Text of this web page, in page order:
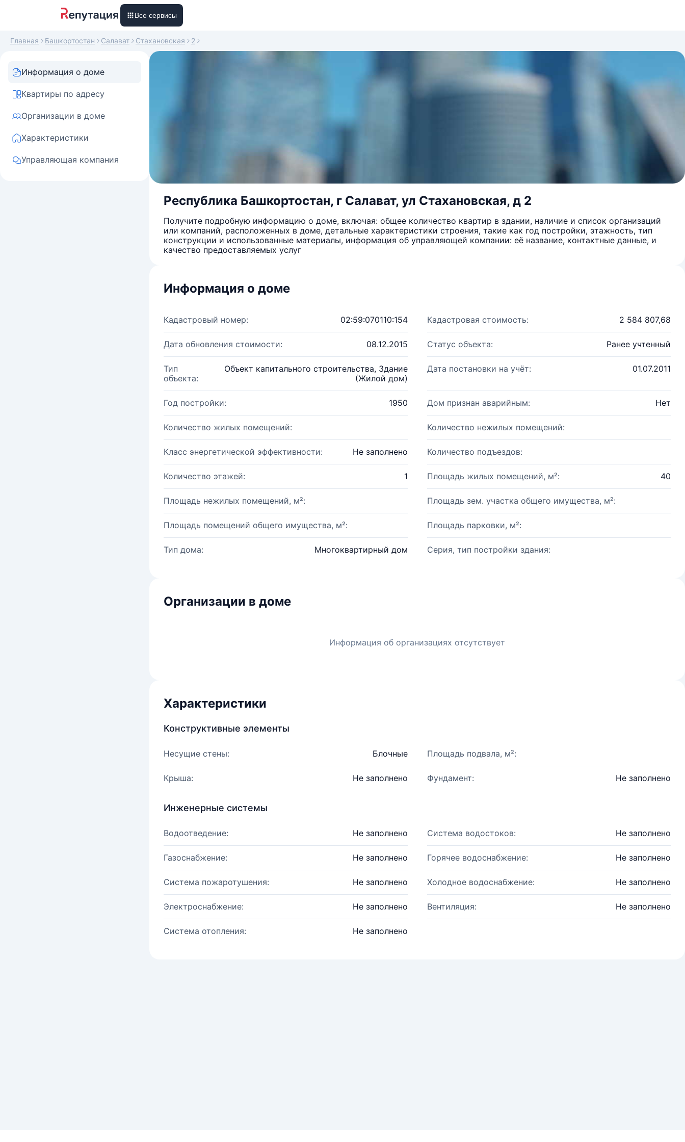
Все сервисы
Главная Башкортостан Салават Стахановская 2
Информация о доме
Квартиры по адресу
Организации в доме
Характеристики
Управляющая компания
Республика Башкортостан, г Салават, ул Стахановская, д 2
Получите подробную информацию о доме, включая: общее количество квартир в здании, наличие и список организаций
или компаний, расположенных в доме, детальные характеристики строения, такие как год постройки, этажность, тип
конструкции и использованные материалы, информация об управляющей компании: её название, контактные данные, и
качество предоставляемых услуг
Информация о доме
Кадастровый номер: 02:59:070110:154 Кадастровая стоимость: 2 584 807,68
Дата обновления стоимости: 08.12.2015 Статус объекта: Ранее учтенный
Тип
объекта:
Объект капитального строительства, Здание
(Жилой дом)
Дата постановки на учёт: 01.07.2011
Год постройки: 1950 Дом признан аварийным: Нет
Количество жилых помещений: Количество нежилых помещений:
Класс энергетической эффективности: Не заполнено Количество подъездов:
Количество этажей: 1 Площадь жилых помещений, м²: 40
Площадь нежилых помещений, м²: Площадь зем. участка общего имущества, м²:
Площадь помещений общего имущества, м²: Площадь парковки, м²:
Тип дома: Многоквартирный дом Серия, тип постройки здания:
Организации в доме
Информация об организациях отсутствует
Характеристики
Конструктивные элементы
Несущие стены: Блочные Площадь подвала, м²:
Крыша: Не заполнено Фундамент: Не заполнено
Инженерные системы
Водоотведение: Не заполнено Система водостоков: Не заполнено
Газоснабжение: Не заполнено Горячее водоснабжение: Не заполнено
Система пожаротушения: Не заполнено Холодное водоснабжение: Не заполнено
Электроснабжение: Не заполнено Вентиляция: Не заполнено
Система отопления: Не заполнено